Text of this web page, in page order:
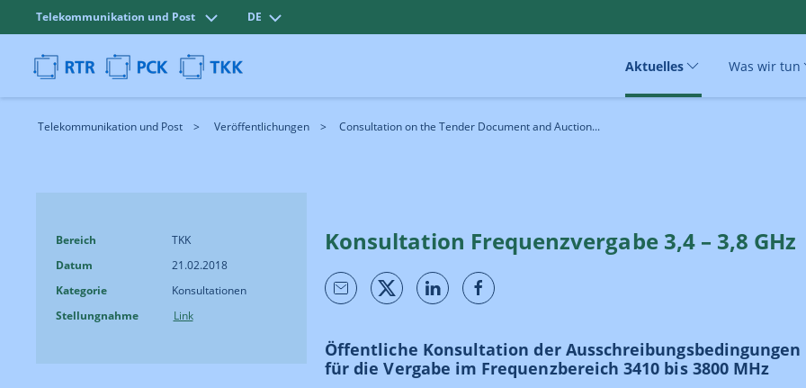
Telekommunikation und Post DE
Aktuelles Was wir tun
Telekommunikation und Post Veröffentlichungen Consultation on the Tender Document and Auction...
Bereich
TKK
Datum
21.02.2018
Kategorie
Konsultationen
Stellungnahme
Link
Konsultation Frequenzvergabe 3,4 – 3,8 GHz
Öffentliche Konsultation der Ausschreibungsbedingungen
für die Vergabe im Frequenzbereich 3410 bis 3800 MHz